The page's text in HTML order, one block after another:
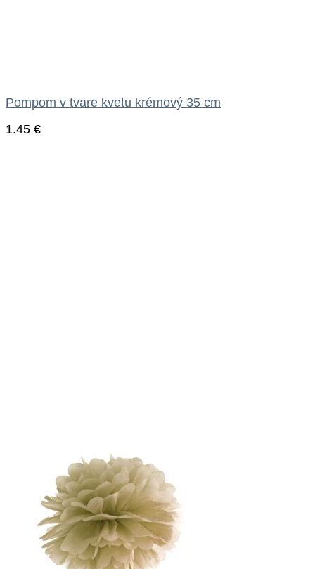
Pompom v tvare kvetu krémový 35 cm
1.45 €